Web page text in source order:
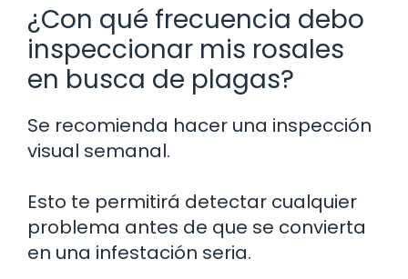
¿Con qué frecuencia debo
inspeccionar mis rosales
en busca de plagas?
Se recomienda hacer una inspección
visual semanal.
Esto te permitirá detectar cualquier
problema antes de que se convierta
en una infestación seria.